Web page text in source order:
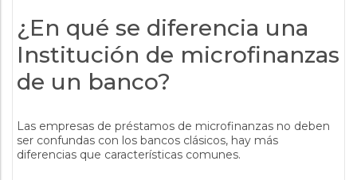
¿En qué se diferencia una
Institución de microfinanzas
de un banco?
Las empresas de préstamos de microfinanzas no deben
ser confundas con los bancos clásicos, hay más
diferencias que características comunes.